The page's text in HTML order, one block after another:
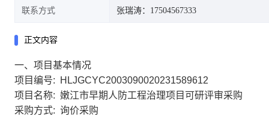
联系方式 张瑞涛：17504567333
正文内容
一、项目基本情况
项目编号: HLJGCYC2003090020231589612
项目名称: 嫩江市早期人防工程治理项目可研评审采购
采购方式: 询价采购